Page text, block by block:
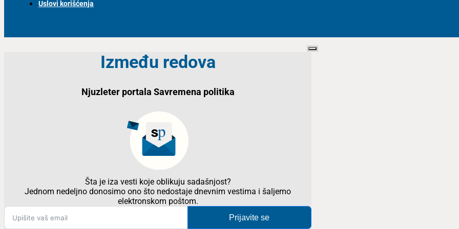
Uslovi korišćenja
Između redova
Njuzleter portala Savremena politika
Šta je iza vesti koje oblikuju sadašnjost?
Jednom nedeljno donosimo ono što nedostaje dnevnim vestima i šaljemo
elektronskom poštom.
Prijavite se